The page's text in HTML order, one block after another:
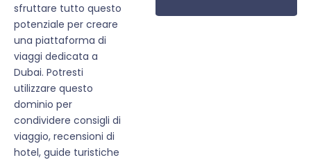
sfruttare tutto questo
potenziale per creare
una piattaforma di
viaggi dedicata a
Dubai. Potresti
utilizzare questo
dominio per
condividere consigli di
viaggio, recensioni di
hotel, guide turistiche